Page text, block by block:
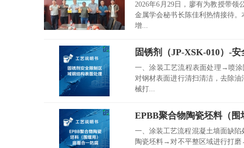
2026年6月29日，廖有为教授带
金属学会秘书长陈佳利热情接待
增...
固锈剂（JP-XSK-010）-
一、涂装工艺流程表面处理→喷
对钢材表面进行清扫清洁，去除
械打...
EPBB聚合物陶瓷坯料（
一、涂装工艺流程混凝土墙面缺
陶瓷坯料→对不平整区域进行打磨